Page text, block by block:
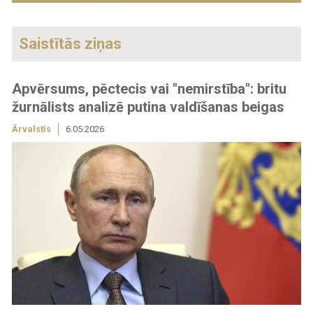
Saistītās ziņas
Apvērsums, pēctecis vai "nemirstība": britu
žurnālists analizē putina valdīšanas beigas
Ārvalstīs 6.05.2026